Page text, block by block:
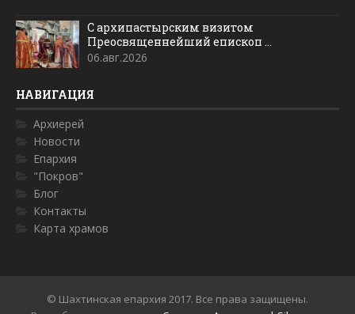
С архипастырским визитом
Преосвященнейший епископ ...
06.авг.2026
НАВИГАЦИЯ
Архиерей
Новости
Епархия
"Покров"
Блог
Контакты
Карта храмов
© Шахтинская епархия 2017. Все права защищены.